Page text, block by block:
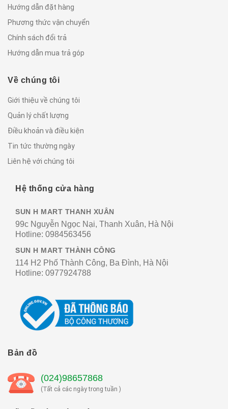
Hướng dẫn đặt hàng
Phương thức vận chuyển
Chính sách đổi trả
Hướng dẫn mua trả góp
Về chúng tôi
Giới thiệu về chúng tôi
Quản lý chất lượng
Điều khoản và điều kiện
Tin tức thường ngày
Liên hệ với chúng tôi
Hệ thống cửa hàng
SUN H MART THANH XUÂN
99c Nguyễn Ngọc Nại, Thanh Xuân, Hà Nội
Hotline: 0984563456
SUN H MART THÀNH CÔNG
114 H2 Phố Thành Công, Ba Đình, Hà Nội
Hotline: 0977924788
Bản đồ
(024)98657868
(Tất cả các ngày trong tuần )